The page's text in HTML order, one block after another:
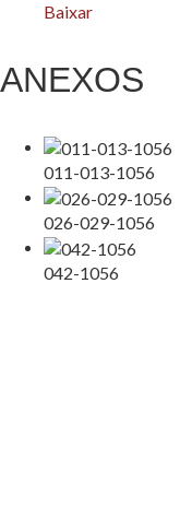
Baixar
ANEXOS
011-013-1056
026-029-1056
042-1056